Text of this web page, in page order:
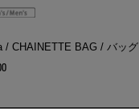
/ CHAINETTE BAG / バッグ